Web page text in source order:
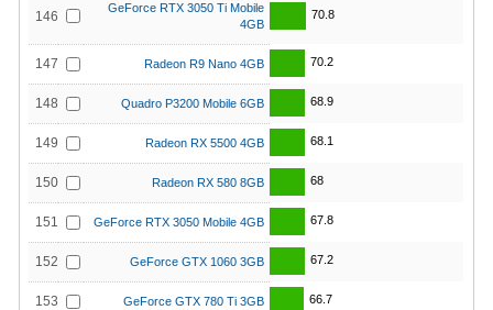
146
GeForce RTX 3050 Ti Mobile
4GB
70.8
147 Radeon R9 Nano 4GB 70.2
148 Quadro P3200 Mobile 6GB 68.9
149 Radeon RX 5500 4GB 68.1
150 Radeon RX 580 8GB 68
151 GeForce RTX 3050 Mobile 4GB 67.8
152 GeForce GTX 1060 3GB 67.2
153 GeForce GTX 780 Ti 3GB 66.7